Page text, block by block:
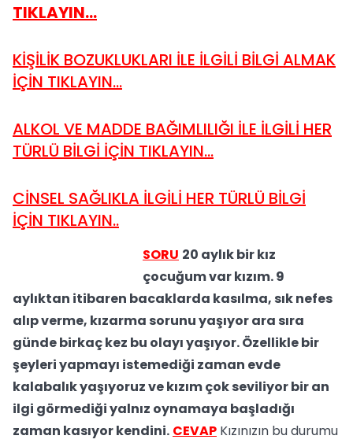
TIKLAYIN...
KİŞİLİK BOZUKLUKLARI İLE İLGİLİ BİLGİ ALMAK
İÇİN TIKLAYIN...
ALKOL VE MADDE BAĞIMLILIĞI İLE İLGİLİ HER
TÜRLÜ BİLGİ İÇİN TIKLAYIN...
CİNSEL SAĞLIKLA İLGİLİ HER TÜRLÜ BİLGİ
İÇİN TIKLAYIN..
SORU 20 aylık bir kız
çocuğum var kızım. 9
aylıktan itibaren bacaklarda kasılma, sık nefes
alıp verme, kızarma sorunu yaşıyor ara sıra
günde birkaç kez bu olayı yaşıyor. Özellikle bir
şeyleri yapmayı istemediği zaman evde
kalabalık yaşıyoruz ve kızım çok seviliyor bir an
ilgi görmediği yalnız oynamaya başladığı
zaman kasıyor kendini. CEVAP Kızınızın bu durumu